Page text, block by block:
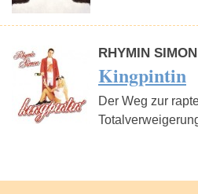
RHYMIN SIMON
Kingpintin
Der Weg zur